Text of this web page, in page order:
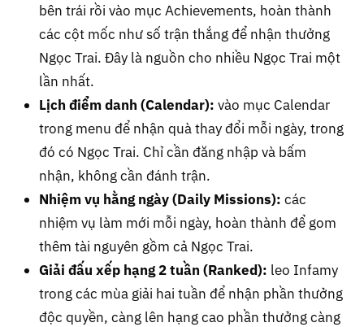
bên trái rồi vào mục Achievements, hoàn thành
các cột mốc như số trận thắng để nhận thưởng
Ngọc Trai. Đây là nguồn cho nhiều Ngọc Trai một
lần nhất.
Lịch điểm danh (Calendar): vào mục Calendar
trong menu để nhận quà thay đổi mỗi ngày, trong
đó có Ngọc Trai. Chỉ cần đăng nhập và bấm
nhận, không cần đánh trận.
Nhiệm vụ hằng ngày (Daily Missions): các
nhiệm vụ làm mới mỗi ngày, hoàn thành để gom
thêm tài nguyên gồm cả Ngọc Trai.
Giải đấu xếp hạng 2 tuần (Ranked): leo Infamy
trong các mùa giải hai tuần để nhận phần thưởng
độc quyền, càng lên hạng cao phần thưởng càng